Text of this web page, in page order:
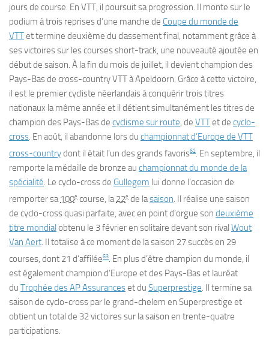
jours de course. En VTT, il poursuit sa progression. Il monte sur le
podium à trois reprises d’une manche de Coupe du monde de
VTTet termine deuxième du classement final, notamment grâce à
ses victoires sur les courses short-track, une nouveauté ajoutée en
début de saison. À la fin du mois de juillet, il devient champion des
Pays-Bas de cross-country VTT à Apeldoorn. Grâce à cette victoire,
il est le premier cycliste néerlandais à conquérir trois titres
nationaux la même année et il détient simultanément les titres de
champion des Pays-Bas de cyclisme sur route, de VTTet de cyclo-
cross. En août, il abandonne lors du championnat d’Europe de VTT
cross-countrydont il était l’un des grands favoris62. En septembre, il
remporte la médaille de bronze au championnat du monde de la
spécialité. Le cyclo-cross de Gullegem lui donne l’occasion de
remporter sa 100e course, la22e de lasaison. Il réalise une saison
de cyclo-cross quasi parfaite, avec en point d’orgue son deuxième
titre mondial obtenu le 3 février en solitaire devant son rival Wout
Van Aert. Il totalise à ce moment de la saison 27 succès en 29
courses, dont 21 d’affilée63. En plus d’être champion du monde, il
est également champion d’Europe et des Pays-Bas et lauréat
du Trophée des AP Assuranceset du Superprestige. Il termine sa
saison de cyclo-cross par le grand-chelem en Superprestige et
obtient un total de 32 victoires sur la saison en trente-quatre
participations.